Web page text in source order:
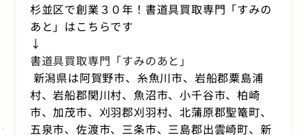
杉並区で創業３０年！書道具買取専門「すみの
あと」はこちらです
↓
書道具買取専門「すみのあと」
新潟県は阿賀野市、糸魚川市、岩船郡粟島浦
村、岩船郡関川村、魚沼市、小千谷市、柏崎
市、加茂市、刈羽郡刈羽村、北蒲原郡聖篭町、
五泉市、佐渡市、三条市、三島郡出雲崎町、新